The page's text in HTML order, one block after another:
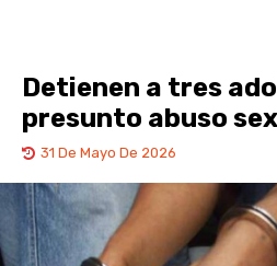
Detienen a tres
presunto abuso
31 De Mayo De 2026